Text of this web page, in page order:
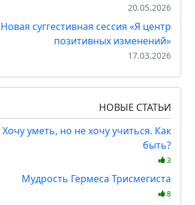
20.05.2026
Новая суггестивная сессия «Я центр
позитивных изменений»
17.03.2026
НОВЫЕ СТАТЬИ
Хочу уметь, но не хочу учиться. Как
быть?
3
Мудрость Гермеса Трисмегиста
8